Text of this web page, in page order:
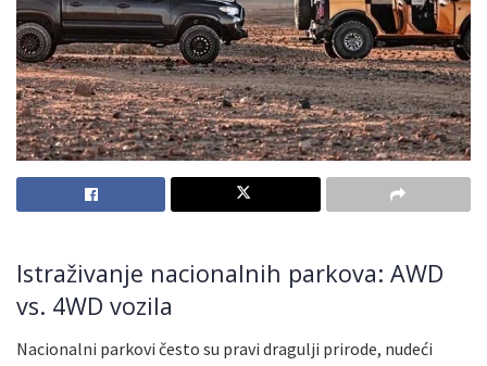
Istraživanje nacionalnih parkova: AWD
vs. 4WD vozila
Nacionalni parkovi često su pravi dragulji prirode, nudeći